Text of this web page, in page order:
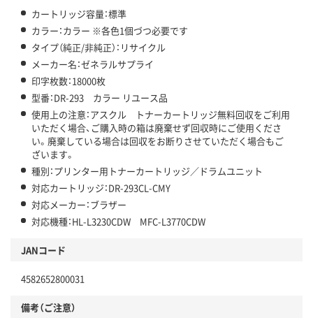
カートリッジ容量：標準
カラー：カラー ※各色1個づつ必要です
タイプ（純正/非純正）：リサイクル
メーカー名：ゼネラルサプライ
印字枚数：18000枚
型番：DR-293 カラー リユース品
使用上の注意：アスクル トナーカートリッジ無料回収をご利用
いただく場合、ご購入時の箱は廃棄せず回収時にご使用くださ
い。廃棄している場合は回収をお断りさせていただく場合もご
ざいます。
種別：プリンター用トナーカートリッジ／ドラムユニット
対応カートリッジ：DR-293CL-CMY
対応メーカー：ブラザー
対応機種：HL-L3230CDW MFC-L3770CDW
JANコード
4582652800031
備考（ご注意）